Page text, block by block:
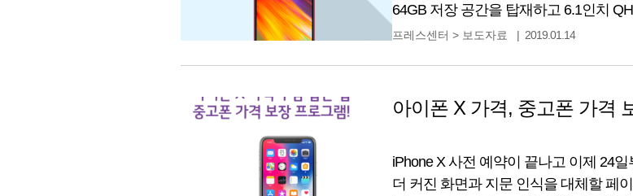
64GB 저장 공간을 탑재하고 6.1인치
800만 화소, 후면 1600만 화소 카메라,
프레스센터 > 보도자료 2019.01.14
아이폰 X 가격, 중고폰 가격
iPhone X 사전 예약이 끝나고 이제 24
더 커진 화면과 지문 인식을 대체할 페